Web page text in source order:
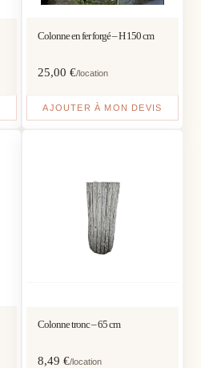
Colonne en fer forgé – H 150 cm
25,00 €/location
AJOUTER À MON DEVIS
Colonne tronc – 65 cm
8,49 €/location